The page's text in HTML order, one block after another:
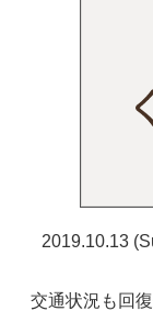
2019.10.13
交通状況も回